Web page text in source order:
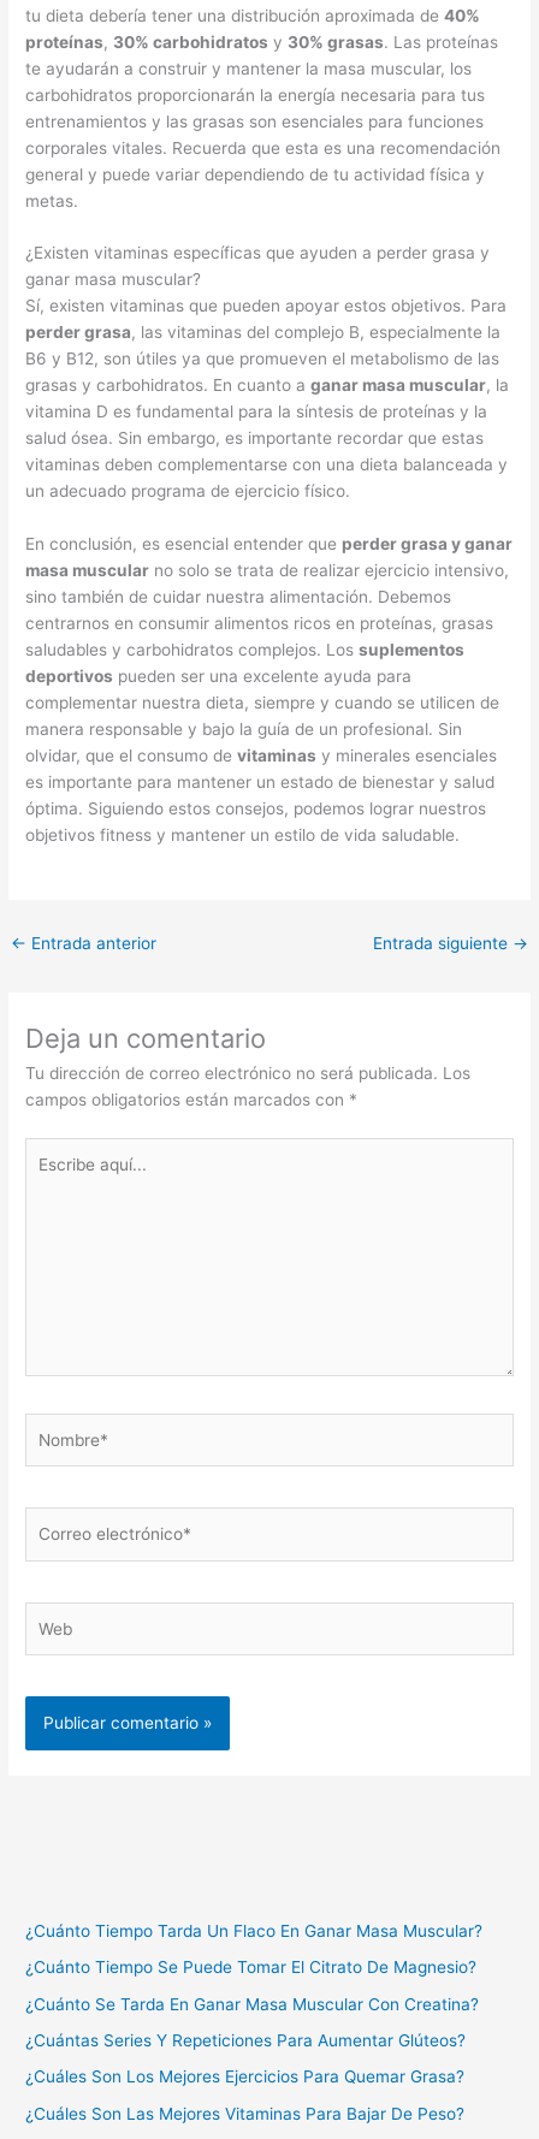
tu dieta debería tener una distribución aproximada de40%
proteínas, 30% carbohidratos y 30% grasas. Las proteínas
te ayudarán a construir y mantener la masa muscular, los
carbohidratos proporcionarán la energía necesaria para tus
entrenamientos y las grasas son esenciales para funciones
corporales vitales. Recuerda que esta es una recomendación
general y puede variar dependiendo de tu actividad física y
metas.
¿Existen vitaminas específicas que ayuden a perder grasa y
ganar masa muscular?
Sí, existen vitaminas que pueden apoyar estos objetivos. Para
perder grasa, las vitaminas del complejo B, especialmente la
B6 y B12, son útiles ya que promueven el metabolismo de las
grasas y carbohidratos. En cuanto aganar masa muscular, la
vitamina D es fundamental para la síntesis de proteínas y la
salud ósea. Sin embargo, es importante recordar que estas
vitaminas deben complementarse con una dieta balanceada y
un adecuado programa de ejercicio físico.
En conclusión, es esencial entender que perder grasa y ganar
masa muscular no solo se trata de realizar ejercicio intensivo,
sino también de cuidar nuestra alimentación. Debemos
centrarnos en consumir alimentos ricos en proteínas, grasas
saludables y carbohidratos complejos. Lossuplementos
deportivos pueden ser una excelente ayuda para
complementar nuestra dieta, siempre y cuando se utilicen de
manera responsable y bajo la guía de un profesional. Sin
olvidar, que el consumo devitaminas y minerales esenciales
es importante para mantener un estado de bienestar y salud
óptima. Siguiendo estos consejos, podemos lograr nuestros
objetivos fitness y mantener un estilo de vida saludable.
← Entrada anterior Entrada siguiente →
Deja un comentario
Tu dirección de correo electrónico no será publicada. Los
campos obligatorios están marcados con *
aquí...
electrónico*
¿Cuánto Tiempo Tarda Un Flaco En Ganar Masa Muscular?
¿Cuánto Tiempo Se Puede Tomar El Citrato De Magnesio?
¿Cuánto Se Tarda En Ganar Masa Muscular Con Creatina?
¿Cuántas Series Y Repeticiones Para Aumentar Glúteos?
¿Cuáles Son Los Mejores Ejercicios Para Quemar Grasa?
¿Cuáles Son Las Mejores Vitaminas Para Bajar De Peso?